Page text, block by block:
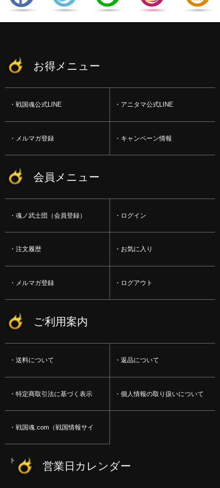
お得メニュー
戦国魂公式LINE アニタマ公式LINE
メルマガ登録 キャンペーン情報
会員メニュー
魂ノ武士団（会員登録） ログイン
注文履歴 お気に入り
メルマガ登録 ログアウト
ご利用案内
送料について 返品について
特定商取引法に基づく表示 個人情報の取り扱いについて
戦国魂.com（戦国情報サイ
ト） 営業日カレンダー